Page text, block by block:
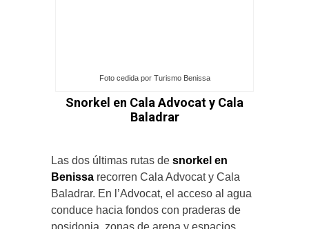
Foto cedida por Turismo Benissa
Snorkel en Cala Advocat y Cala
Baladrar
Las dos últimas rutas de snorkel en
Benissa recorren Cala Advocat y Cala
Baladrar. En l’Advocat, el acceso al agua
conduce hacia fondos con praderas de